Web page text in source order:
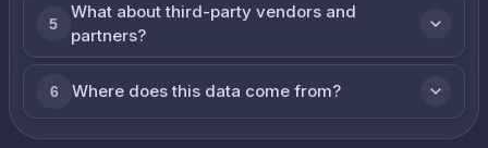
5
What about third-party vendors and
partners?
6 Where does this data come from?